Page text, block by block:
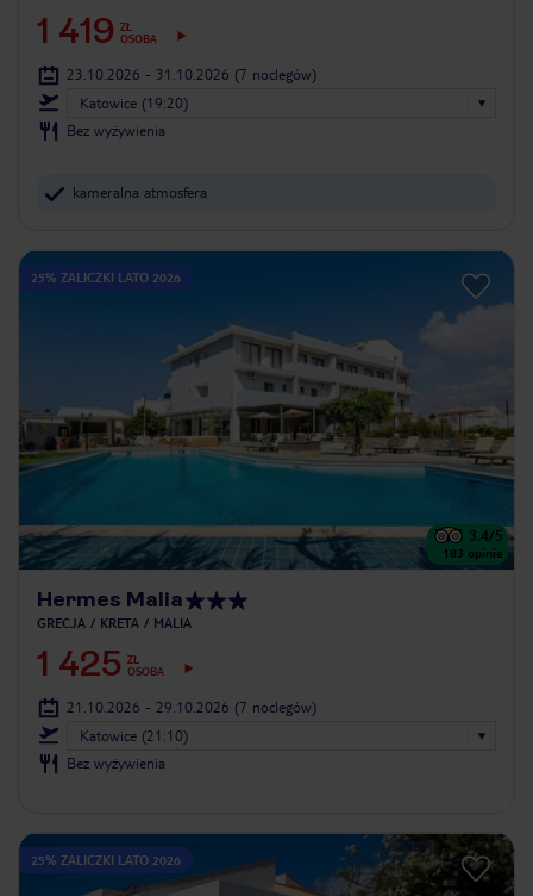
1 419 ZŁ
OSOBA
23.10.2026 - 31.10.2026 (7 noclegów)
Katowice (19:20)
Bez wyżywienia
kameralna atmosfera
25% ZALICZKI LATO 2026
3.4/5
183 opinie
Hermes Malia
GRECJA KRETA MALIA
1 425 ZŁ
OSOBA
21.10.2026 - 29.10.2026 (7 noclegów)
Katowice (21:10)
Bez wyżywienia
25% ZALICZKI LATO 2026